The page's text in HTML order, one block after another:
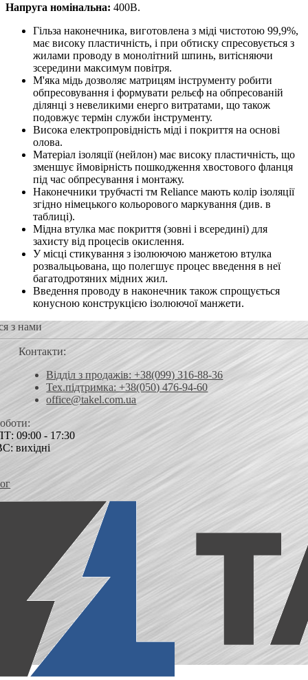
Напруга номінальна: 400В.
Гільза наконечника, виготовлена ​​з міді чистотою 99,9%,
має високу пластичність, і при обтиску спресовується з
жилами проводу в монолітний шпинь, витісняючи
зсередини максимум повітря.
М'яка мідь дозволяє матрицям інструменту робити
обпресовування і формувати рельєф на обпресованій
ділянці з невеликими енерго витратами, що також
подовжує термін служби інструменту.
Висока електропровідність міді і покриття на основі
олова.
Матеріал ізоляції (нейлон) має високу пластичність, що
зменшує ймовірність пошкодження хвостового фланця
під час обпресування і монтажу.
Наконечники трубчасті тм Reliance мають колір ізоляції
згідно німецького кольорового маркування (див. в
таблиці).
Мідна втулка має покриття (зовні і всередині) для
захисту від процесів окислення.
У місці стикування з ізолюючою манжетою втулка
розвальцьована, що полегшує процес введення в неї
багатодротяних мідних жил.
Введення проводу в наконечник також спрощується
конусною конструкцією ізолюючої манжети.
з нами
Контакти:
Відділ з продажів: +38(099) 316-88-36
Тех.підтримка: +38(050) 476-94-60
office@takel.com.ua
09:00 - 17:30
вихідні